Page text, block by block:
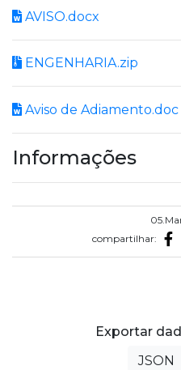
AVISO.docx
ENGENHARIA.zip
Aviso de Adiamento.doc
Informações
compartilhar:
Exportar
JSON